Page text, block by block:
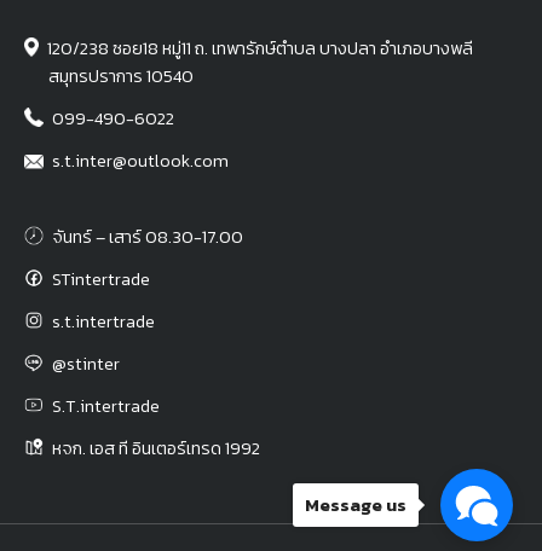
120/238 ซอย18 หมู่11 ถ. เทพารักษ์ตำบล บางปลา อำเภอบางพลี
สมุทรปราการ 10540
099-490-6022
s.t.inter@outlook.com
จันทร์ – เสาร์ 08.30-17.00
STintertrade
s.t.intertrade
@stinter
S.T.intertrade
หจก. เอส ที อินเตอร์เทรด 1992
Message us